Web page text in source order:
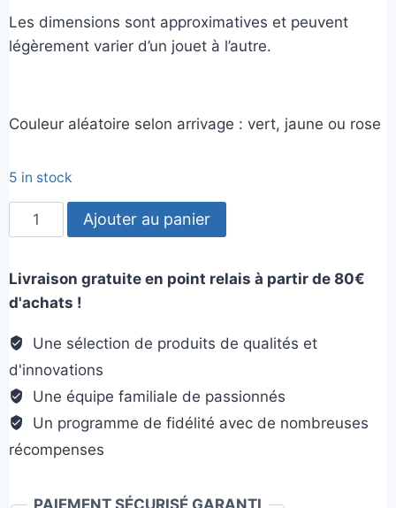
Les dimensions sont approximatives et peuvent
légèrement varier d’un jouet à l’autre.
Couleur aléatoire selon arrivage : vert, jaune ou rose
5 in stock
quantité
de
Chenille-
Agilitoy
Ajouter au panier
Livraison gratuite en point relais à partir de 80€
d'achats !
Une sélection de produits de qualités et
d'innovations
Une équipe familiale de passionnés
Un programme de fidélité avec de nombreuses
récompenses